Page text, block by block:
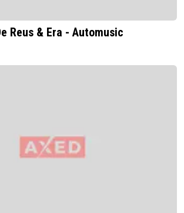
Reus & Era - Automusic